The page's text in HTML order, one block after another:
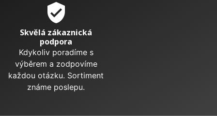
verified_user
Skvělá zákaznická
podpora
Kdykoliv poradíme s
výběrem a zodpovíme
každou otázku. Sortiment
známe poslepu.